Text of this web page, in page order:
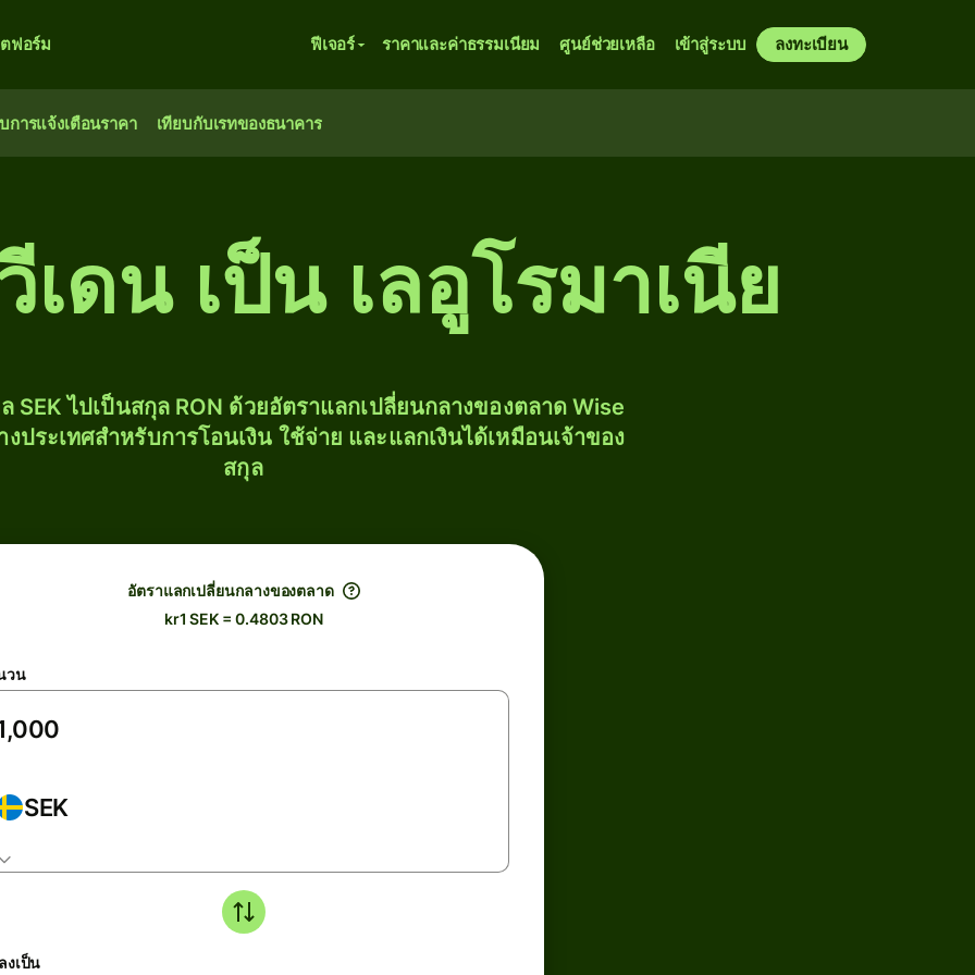
ฟอร์ม ฟีเจอร์ ราคาและค่าธรรมเนียม ศูนย์ช่วยเหลือ เข้าสู่ระบบ ลงทะเบียน
การแจ้งเตือนราคา เทียบกับเรทของธนาคาร
ดน เป็น เลอูโรมาเนีย
SEK ไปเป็นสกุล RON ด้วยอัตราแลกเปลี่ยนกลางของตลาด Wise
ประเทศสำหรับการโอนเงิน ใช้จ่าย และแลกเงินได้เหมือนเจ้าของ
สกุล
อัตราแลกเปลี่ยนกลางของตลาด
kr1 SEK = 0.4803 RON
วน
SEK
งเป็น